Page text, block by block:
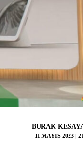
BURAK
11 MAYIS 2023 |